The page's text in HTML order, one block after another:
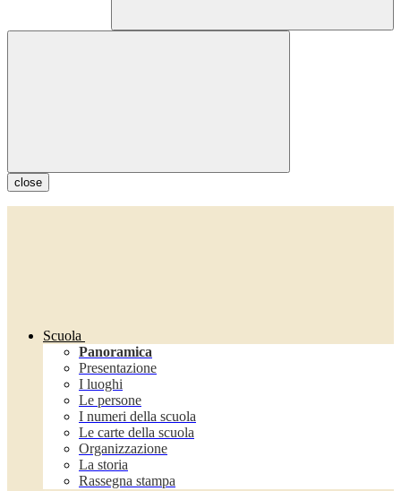
close
Scuola
Panoramica
Presentazione
I luoghi
Le persone
I numeri della scuola
Le carte della scuola
Organizzazione
La storia
Rassegna stampa